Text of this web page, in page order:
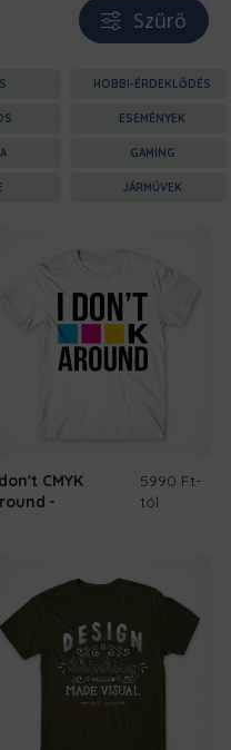
Szűrő
HOBBI-ÉRDEKLŐDÉS
ESEMÉNYEK
GAMING
JÁRMŰVEK
CMYK
5990 Ft-
tól